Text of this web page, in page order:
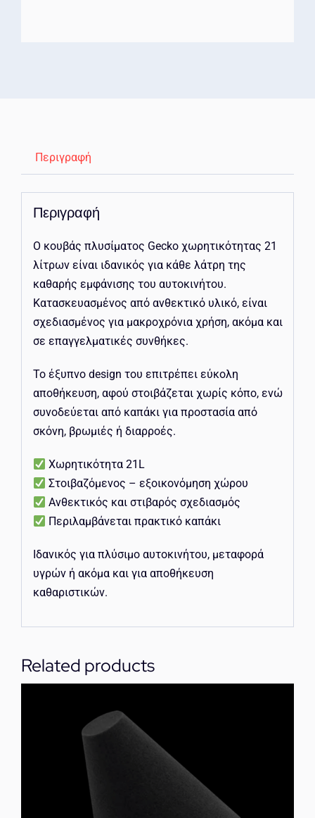
Περιγραφή
Περιγραφή
Ο κουβάς πλυσίματος Gecko χωρητικότητας 21
λίτρων είναι ιδανικός για κάθε λάτρη της
καθαρής εμφάνισης του αυτοκινήτου.
Κατασκευασμένος από ανθεκτικό υλικό, είναι
σχεδιασμένος για μακροχρόνια χρήση, ακόμα και
σε επαγγελματικές συνθήκες.
Το έξυπνο design του επιτρέπει εύκολη
αποθήκευση, αφού στοιβάζεται χωρίς κόπο, ενώ
συνοδεύεται από καπάκι για προστασία από
σκόνη, βρωμιές ή διαρροές.
Χωρητικότητα 21L
Στοιβαζόμενος – εξοικονόμηση χώρου
Ανθεκτικός και στιβαρός σχεδιασμός
Περιλαμβάνεται πρακτικό καπάκι
Ιδανικός για πλύσιμο αυτοκινήτου, μεταφορά
υγρών ή ακόμα και για αποθήκευση
καθαριστικών.
Related products